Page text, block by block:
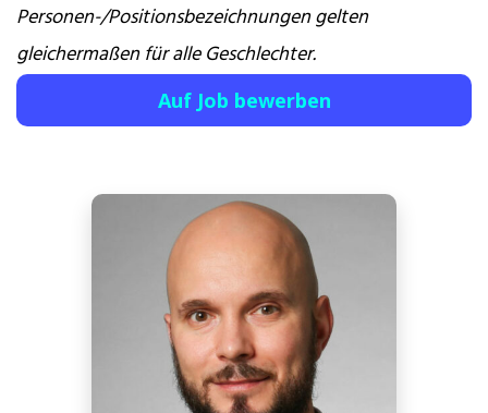
Personen-/Positionsbezeichnungen gelten
gleichermaßen für alle Geschlechter.
Auf Job bewerben